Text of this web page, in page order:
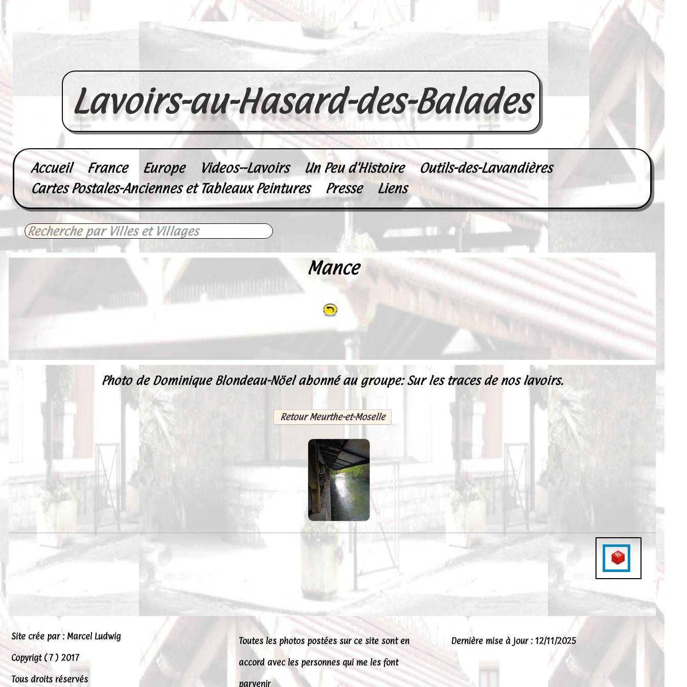
Lavoirs-au-Hasard-des-Balades
Accueil France Europe Videos--Lavoirs Un Peu d'Histoire
Outils-des-Lavandières
Cartes Postales-Anciennes et Tableaux Peintures
Presse Liens
Mance
Photo de Dominique Blondeau-Nöel abonné au groupe: Sur les traces de nos lavoirs.
Retour Meurthe-et-Moselle
Site crée par : Marcel Ludwig
Copyrigt ( 7 ) 2017
Tous droits réservés
Toutes les photos postées sur ce site sont en
accord avec les personnes qui me les font
parvenir
Dernière mise à jour : 12/11/2025